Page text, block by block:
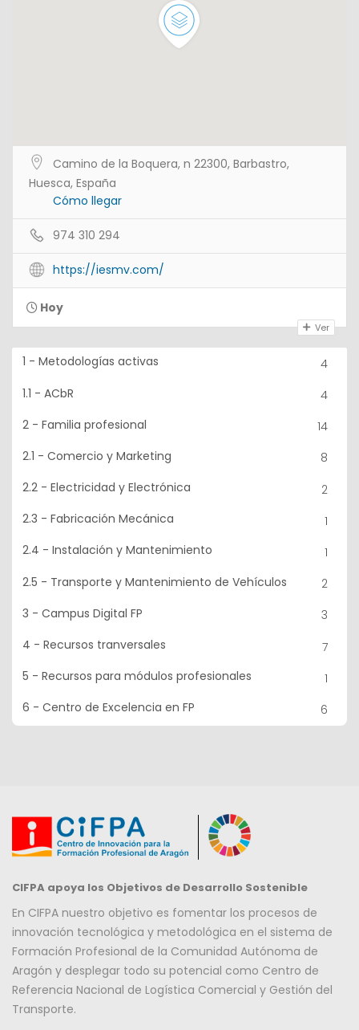
Camino de la Boquera, n 22300, Barbastro,
Huesca, España
Cómo llegar
974 310 294
https://iesmv.com/
Hoy
Ver
1 - Metodologías activas
4
1.1 - ACbR
4
2 - Familia profesional
14
2.1 - Comercio y Marketing
8
2.2 - Electricidad y Electrónica
2
2.3 - Fabricación Mecánica
1
2.4 - Instalación y Mantenimiento
1
2.5 - Transporte y Mantenimiento de Vehículos
2
3 - Campus Digital FP
3
4 - Recursos tranversales
7
5 - Recursos para módulos profesionales
1
6 - Centro de Excelencia en FP
6
CIFPA apoya los Objetivos de Desarrollo Sostenible
En CIFPA nuestro objetivo es fomentar los procesos de
innovación tecnológica y metodológica en el sistema de
Formación Profesional de la Comunidad Autónoma de
Aragón y desplegar todo su potencial como Centro de
Referencia Nacional de Logística Comercial y Gestión del
Transporte.